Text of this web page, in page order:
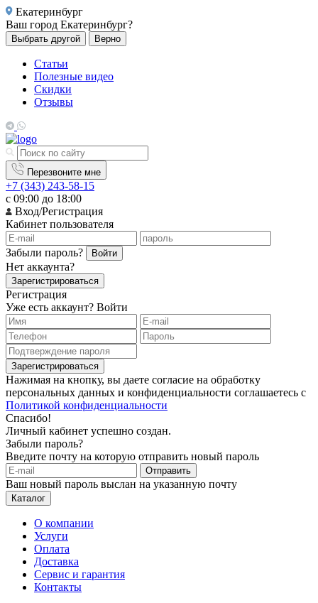
Екатеринбург
Ваш город Екатеринбург?
Выбрать другой Верно
Статьи
Полезные видео
Скидки
Отзывы
Перезвоните мне
+7 (343) 243-58-15
с 09:00 до 18:00
Вход/Регистрация
Кабинет пользователя
Забыли пароль? Войти
Нет аккаунта?
Зарегистрироваться
Регистрация
Уже есть аккаунт? Войти
Зарегистрироваться
Нажимая на кнопку, вы даете согласие на обработку
персональных данных и конфиденциальности соглашаетесь с
Политикой конфиденциальности
Спасибо!
Личный кабинет успешно создан.
Забыли пароль?
Введите почту на которую отправить новый пароль
Отправить
Ваш новый пароль выслан на указанную почту
Каталог
О компании
Услуги
Оплата
Доставка
Сервис и гарантия
Контакты